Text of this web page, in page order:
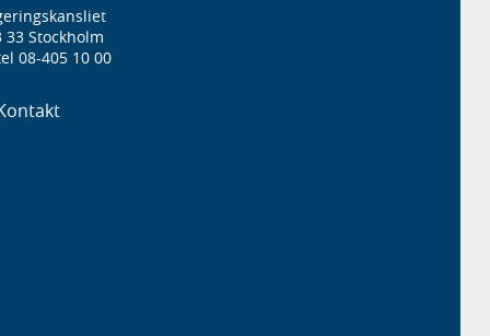
33 Stockholm
08-405 10 00